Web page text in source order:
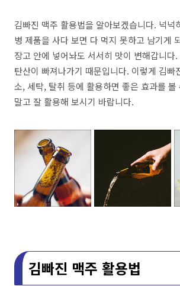
김빠진 맥주 활용법을 알아보겠습니다. 넉넉
병 제품을 사다 보면 다 먹지 못하고 남기게
장고 안에 넣어놔도 서서히 맛이 변해갑니다
탄산이 빠져나가기 때문입니다. 이렇게 김빠
소, 세탁, 탈취 등에 활용하면 좋은 효과를 볼
말고 잘 활용해 보시기 바랍니다.
김빠진 맥주 활용법